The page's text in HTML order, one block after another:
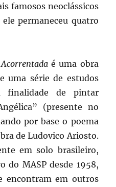
famosos neoclássicos
permaneceu quatro
é uma obra
uma série de estudos
de pintar
(presente no
por base o poema
de Ludovico Ariosto.
em solo brasileiro,
do MASP desde 1958,
encontram em outros